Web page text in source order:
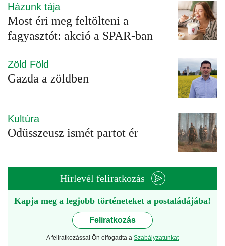
Házunk tája
Most éri meg feltölteni a
fagyasztót: akció a SPAR-ban
Zöld Föld
Gazda a zöldben
Kultúra
Odüsszeusz ismét partot ér
Hírlevél feliratkozás
Kapja meg a legjobb történeteket a postaládájába!
Feliratkozás
A feliratkozással Ön elfogadta a Szabályzatunkat